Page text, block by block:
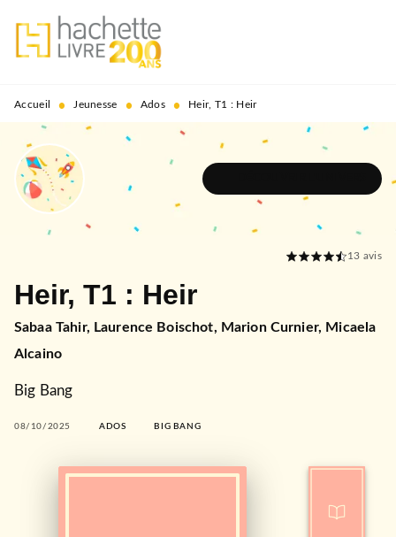
MENU RECHERCHE
PIED DE PAGE
Accueil • Jeunesse • Ados • Heir, T1 : Heir
13 avis
Heir, T1 : Heir
Sabaa Tahir, Laurence Boischot, Marion Curnier, Micaela
Alcaino
Big Bang
08/10/2025 ADOS BIG BANG